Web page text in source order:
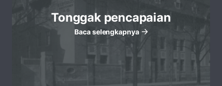
Tonggak pencapaian
Baca selengkapnya